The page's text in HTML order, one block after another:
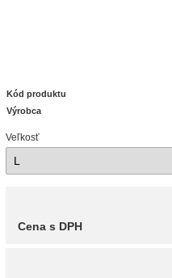
Kód produktu
Výrobca
Veľkosť
Cena s DPH